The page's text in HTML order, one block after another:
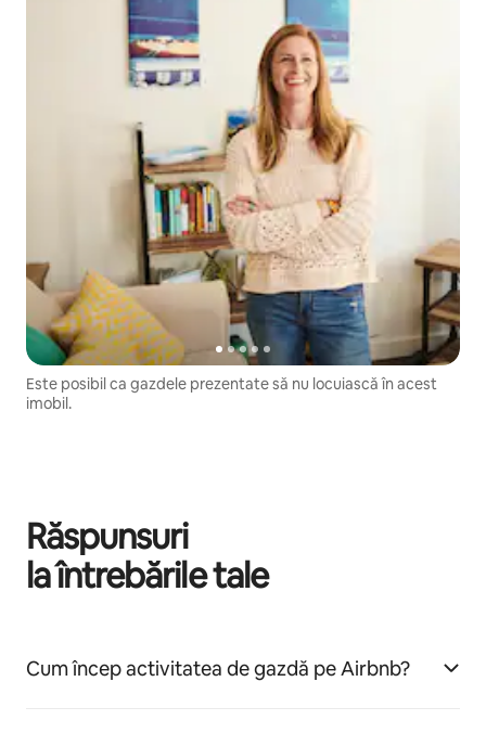
Este posibil ca gazdele prezentate să nu locuiască în acest
imobil.
Răspunsuri
la întrebările tale
Cum încep activitatea de gazdă pe Airbnb?